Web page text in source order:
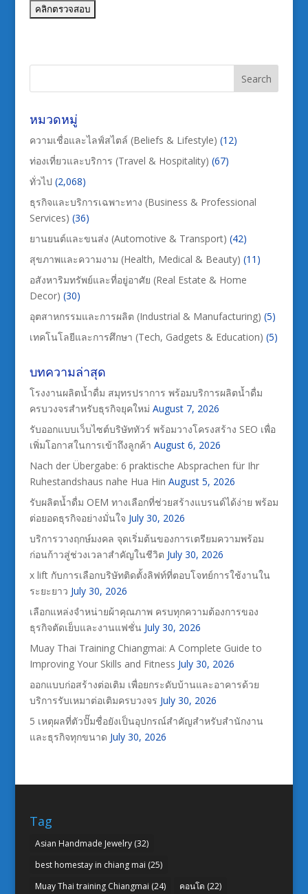
หมวดหมู่
ความเชื่อและไลฟ์สไตล์ (Beliefs & Lifestyle) (12)
ท่องเที่ยวและบริการ (Travel & Hospitality) (67)
ทั่วไป (2,068)
ธุรกิจและบริการเฉพาะทาง (Business & Professional
Services) (36)
ยานยนต์และขนส่ง (Automotive & Transport) (42)
สุขภาพและความงาม (Health, Medical & Beauty) (11)
อสังหาริมทรัพย์และที่อยู่อาศัย (Real Estate & Home
Decor) (30)
อุตสาหกรรมและการผลิต (Industrial & Manufacturing) (5)
เทคโนโลยีและการศึกษา (Tech, Gadgets & Education) (5)
บทความล่าสุด
โรงงานผลิตน้ำดื่ม สมุทรปราการ พร้อมบริการผลิตน้ำดื่ม
ครบวงจรสำหรับธุรกิจยุคใหม่ August 7, 2026
รับออกแบบเว็บไซต์บริษัททัวร์ พร้อมวางโครงสร้าง SEO เพื่อ
เพิ่มโอกาสในการเข้าถึงลูกค้า August 6, 2026
Nach der Übergabe: 6 praktische Absprachen für Ihr
Ruhestandshaus nahe Hua Hin August 5, 2026
รับผลิตน้ำดื่ม OEM ทางเลือกที่ช่วยสร้างแบรนด์ได้ง่าย พร้อม
ต่อยอดธุรกิจอย่างมั่นใจ July 30, 2026
บริการวางฤกษ์มงคล จุดเริ่มต้นของการเตรียมความพร้อม
ก่อนก้าวสู่ช่วงเวลาสำคัญในชีวิต July 30, 2026
x lift กับการเลือกบริษัทติดตั้งลิฟท์ที่ตอบโจทย์การใช้งานใน
ระยะยาว July 30, 2026
เลือกแหล่งจำหน่ายผ้าคุณภาพ ครบทุกความต้องการของ
ธุรกิจตัดเย็บและงานแฟชั่น July 30, 2026
Muay Thai Training Chiangmai: A Complete Guide to
Improving Your Skills and Fitness July 30, 2026
ออกแบบก่อสร้างต่อเติม เพื่อยกระดับบ้านและอาคารด้วย
บริการรับเหมาต่อเติมครบวงจร July 30, 2026
5 เหตุผลที่ตัวปั๊มชื่อยังเป็นอุปกรณ์สำคัญสำหรับสำนักงาน
และธุรกิจทุกขนาด July 30, 2026
Tag
Asian Handmade Jewelry(32)
best homestay in chiang mai (25)
Muay Thai training Chiangmai (24) คอนโด (22)